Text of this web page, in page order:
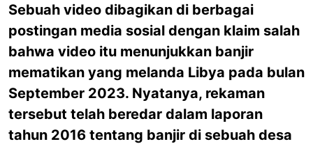
Sebuah video dibagikan di berbagai
postingan media sosial dengan klaim salah
bahwa video itu menunjukkan banjir
mematikan yang melanda Libya pada bulan
September 2023. Nyatanya, rekaman
tersebut telah beredar dalam laporan
tahun 2016 tentang banjir di sebuah desa